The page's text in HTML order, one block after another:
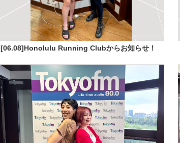
[06.08]Honolulu Running Clubからお知らせ！